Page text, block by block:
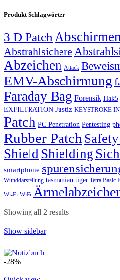
Produkt Schlagwörter
3 D Patch Abschirmen
Abstrahlsichere
Abzeichen Attack
EMV-Abschirmung
Faraday Bag Forensik Hak5
EXFILTRATION Justiz KEYSTROKE
Patch PC Penetration Pentesting
Rubber Patch
ShieldShielding
smartphone
Wunddarstellung tasmanian tiger Tetra Basic
Wi-Fi WiFi
Showing all 2 results
Show sidebar
-28%